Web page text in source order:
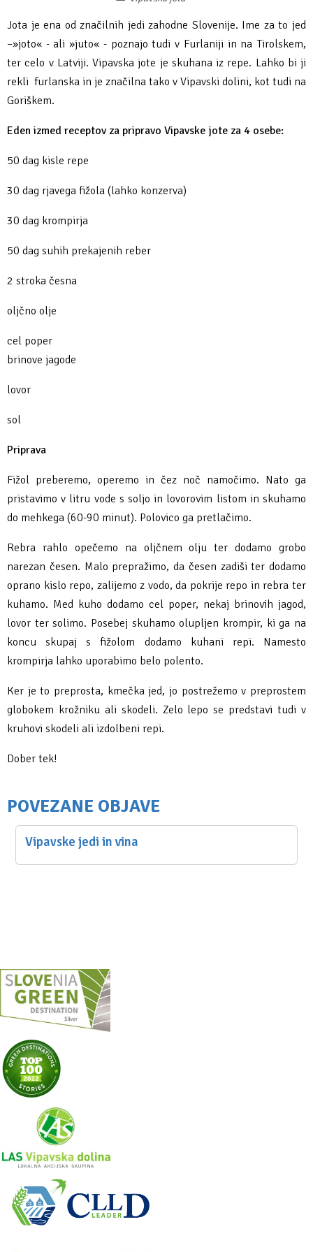
Jota je ena od značilnih jedi zahodne Slovenije. Ime za to jed
–»joto« - ali »juto« - poznajo tudi v Furlaniji in na Tirolskem,
ter celo v Latviji. Vipavska jote je skuhana iz repe. Lahko bi ji
rekli furlanska in je značilna tako v Vipavski dolini, kot tudi na
Goriškem.
Eden izmed receptov za pripravo Vipavske jote za 4 osebe:
50 dag kisle repe
30 dag rjavega fižola (lahko konzerva)
30 dag krompirja
50 dag suhih prekajenih reber
2 stroka česna
oljčno olje
cel poper
brinove jagode
lovor
sol
Priprava
Fižol preberemo, operemo in čez noč namočimo. Nato ga
pristavimo v litru vode s soljo in lovorovim listom in skuhamo
do mehkega (60-90 minut). Polovico ga pretlačimo.
Rebra rahlo opečemo na oljčnem olju ter dodamo grobo
narezan česen. Malo prepražimo, da česen zadiši ter dodamo
oprano kislo repo, zalijemo z vodo, da pokrije repo in rebra ter
kuhamo. Med kuho dodamo cel poper, nekaj brinovih jagod,
lovor ter solimo. Posebej skuhamo olupljen krompir, ki ga na
koncu skupaj s fižolom dodamo kuhani repi. Namesto
krompirja lahko uporabimo belo polento.
Ker je to preprosta, kmečka jed, jo postrežemo v preprostem
globokem krožniku ali skodeli. Zelo lepo se predstavi tudi v
kruhovi skodeli ali izdolbeni repi.
Dober tek!
POVEZANE OBJAVE
Vipavske jedi in vina
Fotogalerija
Ideja za izlet
Raziskuj Vipavo s pomočjo vitezov Vipavskih
Zasebno doživetje lova na tartufe
Pomembni kontakti
Pogosta vprašanja
Novičke
Publikacije
Projekti
Poslovne strani
Zelena Vipava
Trajnostna mobilnost